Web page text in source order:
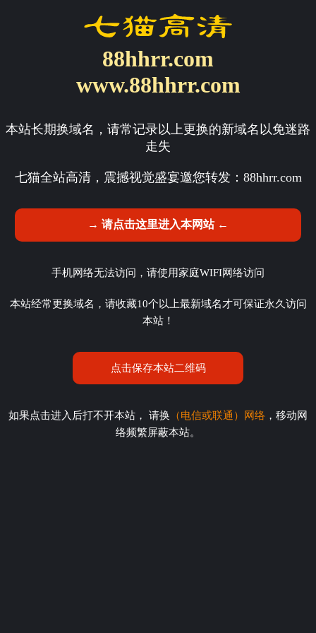
88hhrr.com
www.88hhrr.com
本站长期换域名，请常记录以上更换的新域名以免迷路
走失
七猫全站高清，震撼视觉盛宴邀您转发： 88hhrr.com
→ 请点击这里进入本网站 ←
手机网络无法访问，请使用家庭WIFI网络访问
本站经常更换域名，请收藏10个以上最新域名才可保证永久访问
本站！
点击保存本站二维码
如果点击进入后打不开本站， 请换 （电信或联通）网络 ，移动网
络频繁屏蔽本站。